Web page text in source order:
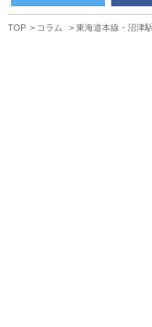
TOP コラム 東海道本線・沼津